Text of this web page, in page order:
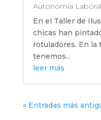
Autonomía Laboral
En el Taller de
chicas han
rotuladores. En la
tenemos...
leer más
« Entradas más